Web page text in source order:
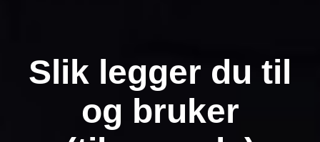
Slik legger du til
og bruker